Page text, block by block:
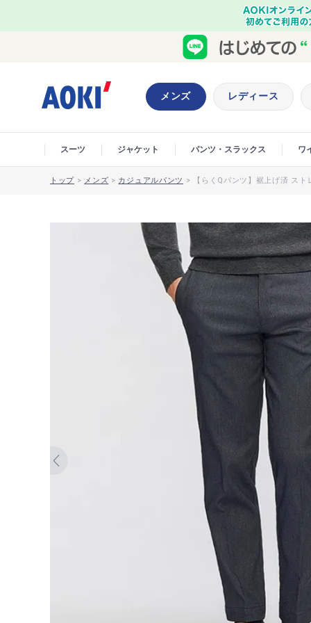
メンズ レディース
スーツ ジャケット パンツ・スラックス ワ
トップ > メンズ > カジュアルパンツ > 【らくQパンツ】裾上げ済 ス